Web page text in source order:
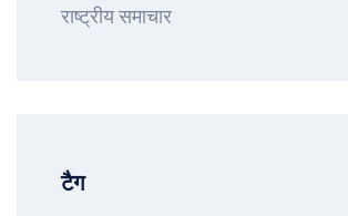
राष्ट्रीय समाचार
टैग